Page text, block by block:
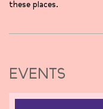
these places.
EVENTS